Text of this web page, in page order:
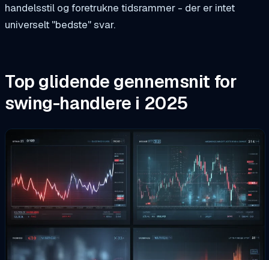
handelsstil og foretrukne tidsrammer - der er intet
universelt "bedste" svar.
Top glidende gennemsnit for
swing-handlere i 2025